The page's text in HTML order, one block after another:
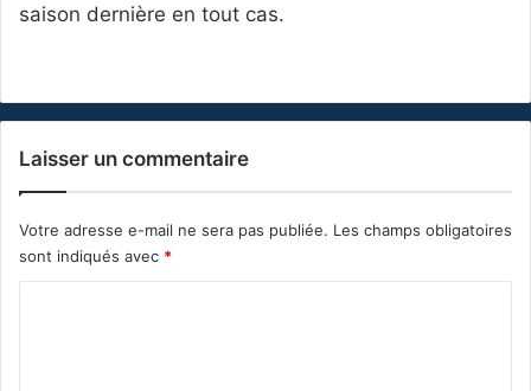
saison dernière en tout cas.
Laisser un commentaire
Votre adresse e-mail ne sera pas publiée. Les champs obligatoires
sont indiqués avec *